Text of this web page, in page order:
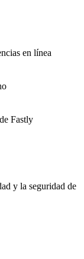
en línea
Fastly
y la seguridad de